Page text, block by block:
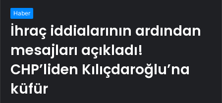
Haber
İhraç iddialarının ardından
mesajları açıkladı!
CHP’liden Kılıçdaroğlu’na
küfür